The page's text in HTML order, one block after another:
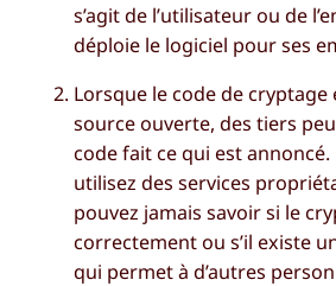
s’agit de l’utilisateur ou de
déploie le logiciel pour ses
Lorsque le code de
source ouverte, des tiers
code fait ce qui est
utilisez des services
pouvez jamais savoir si le
correctement ou s’il existe
qui permet à d’autres